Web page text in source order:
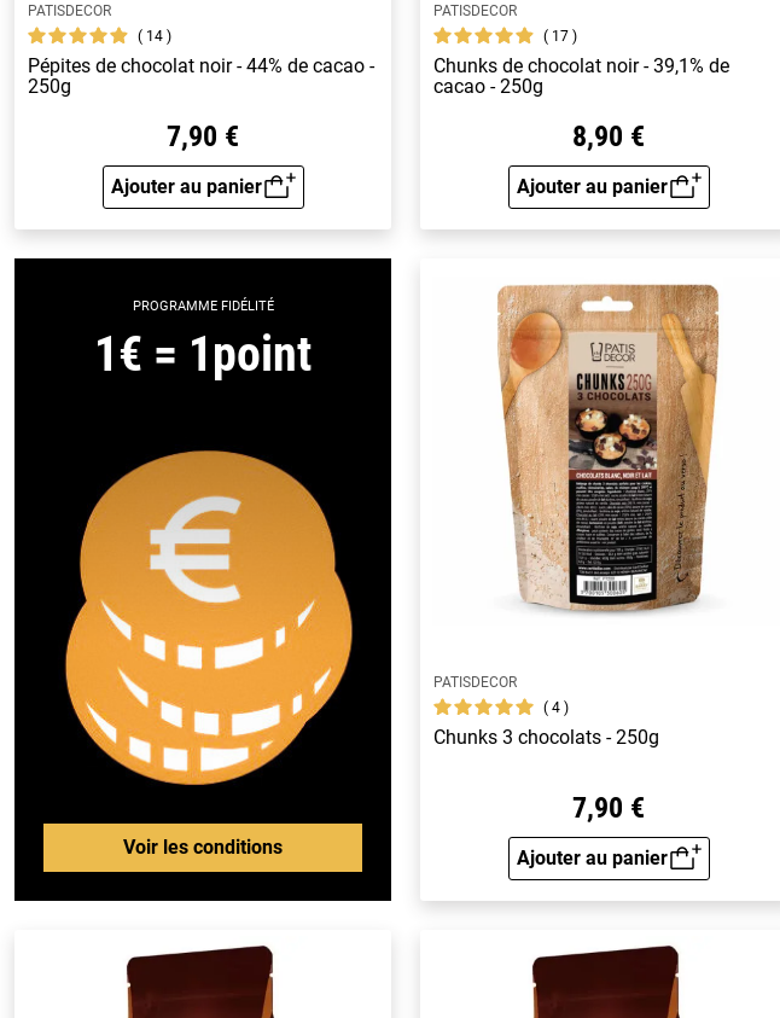
PATISDECOR
14
Pépites de chocolat noir - 44% de cacao -
250g
7,90 €
Ajouter au panier
Aperçu rapide
PATISDECOR
17
Chunks de chocolat noir - 39,1% de
cacao - 250g
8,90 €
Ajouter au panier
Aperçu rapide
PROGRAMME FIDÉLITÉ
1€ = 1point
Voir les conditions
PATISDECOR
4
Chunks 3 chocolats - 250g
7,90 €
Ajouter au panier
Aperçu rapide